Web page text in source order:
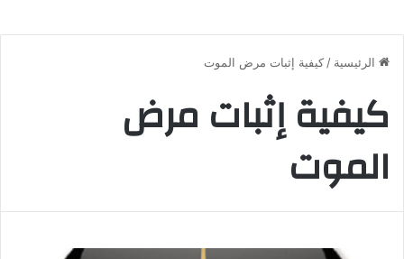
الرئيسية / كيفية إثبات مرض الموت
كيفية إثبات مرض
الموت